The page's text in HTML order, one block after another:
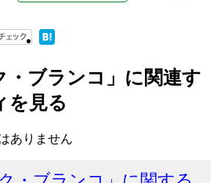
・ブランコ」に関連す
を見る
ありません